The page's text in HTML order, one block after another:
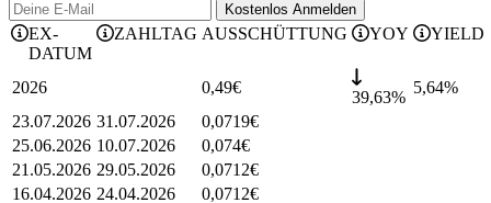
Kostenlos Anmelden
EX-
DATUM
ZAHLTAG AUSSCHÜTTUNG YOY YIELD
2026 0,49€
39,63%
5,64%
23.07.2026 31.07.2026 0,0719€
25.06.2026 10.07.2026 0,074€
21.05.2026 29.05.2026 0,0712€
16.04.2026 24.04.2026 0,0712€